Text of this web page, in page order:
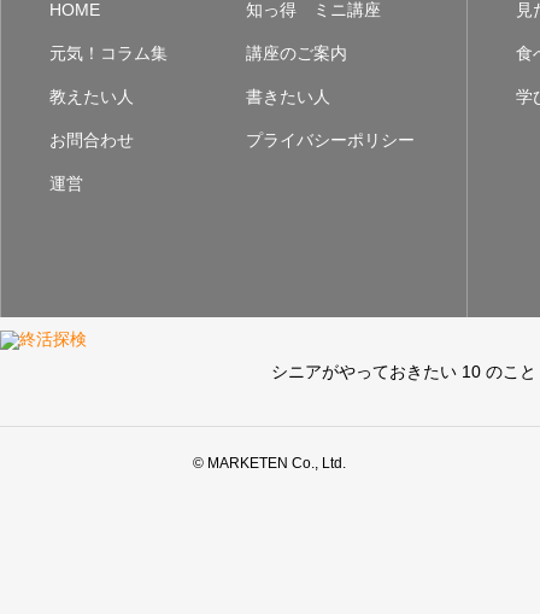
HOME 知っ得 ミニ講座
元気！コラム集 講座のご案内
教えたい人 書きたい人
お問合わせ プライバシーポリシー
運営
見
食
学
シニアがやっておきたい 10 のこと
© MARKETEN Co., Ltd.